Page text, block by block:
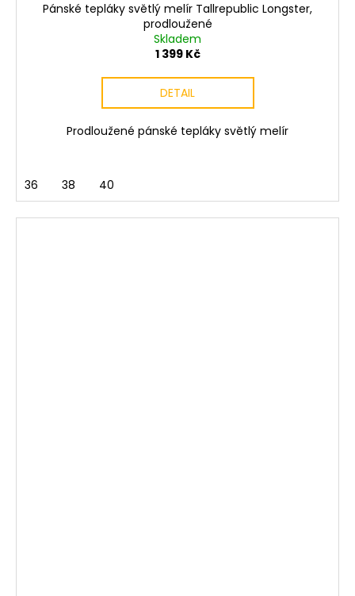
Pánské tepláky světlý melír Tallrepublic Longster,
prodloužené
Skladem
1 399 Kč
DETAIL
Prodloužené pánské tepláky světlý melír
36 38 40